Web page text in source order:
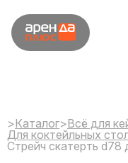
>Каталог>Всё для
Для коктейльных
Стрейч скатерть d78